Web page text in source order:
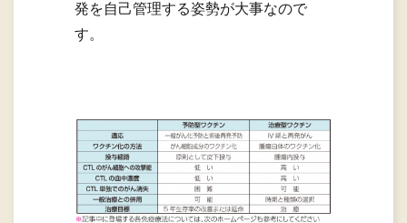
発を自己管理する姿勢が大事なので
す。